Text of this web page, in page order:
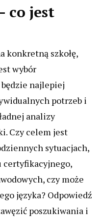
co jest
konkretną szkołę,
wybór
najlepiej
potrzeb i
analizy
Czy celem jest
sytuacjach,
certyfikacyjnego,
czy może
języka? Odpowiedź
poszukiwania i